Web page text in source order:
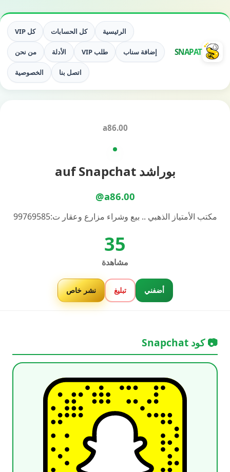
SNAPAT
الرئيسية كل الحسابات كل VIP
إضافة سناب طلب VIP الأدلة من نحن
اتصل بنا الخصوصية
a86.00
بوراشد auf Snapchat
@a86.00
مكتب الأمتياز الذهبي .. بيع وشراء مزارع وعقار ت:99769585
35
مشاهدة
أضفني تبليغ نشر خاص
📷 كود Snapchat